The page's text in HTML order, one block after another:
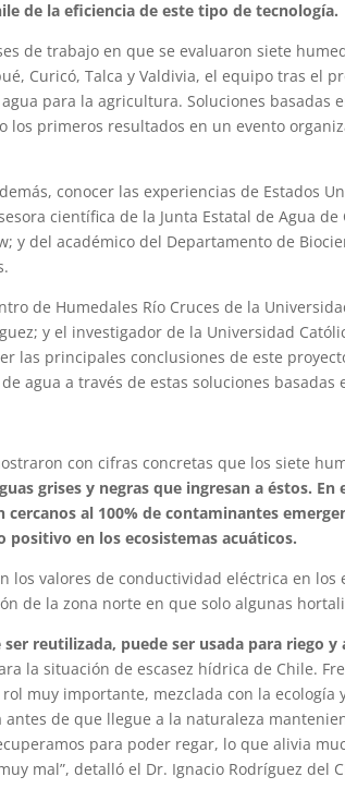
de la eficiencia de este tipo de tecnología.
de trabajo en que se evaluaron siete
Curicó, Talca y Valdivia, el equipo tras el
para la agricultura. Soluciones basadas
los primeros resultados en un evento
conocer las experiencias de Estados
científica de la Junta Estatal de Agua
y del académico del Departamento de
de Humedales Río Cruces de la
y el investigador de la Universidad
las principales conclusiones de este
agua a través de estas soluciones basadas
con cifras concretas que los siete
grises y negras que ingresan a éstos.
al 100% de contaminantes
positivo en los ecosistemas acuáticos.
los valores de conductividad eléctrica en
de la zona norte en que solo algunas
ser reutilizada, puede ser usada para riego
la situación de escasez hídrica de Chile.
muy importante, mezclada con la
de que llegue a la naturaleza
para poder regar, lo que alivia
mal”, detalló el Dr. Ignacio Rodríguez del